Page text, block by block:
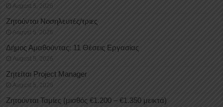
August 5, 2026
Ζητούνται Νοσηλευτές/τριες
August 5, 2026
Δήμος Αμαθούντας: 11 Θέσεις Εργασίας
August 5, 2026
Ζητείται Project Manager
August 5, 2026
Ζητούνται Ταμίες (μισθός €1.200 – €1.350 μεικτά)